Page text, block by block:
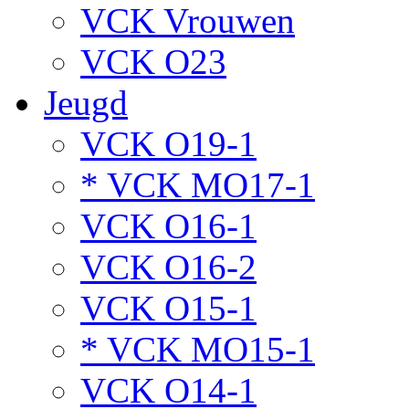
VCK Vrouwen
VCK O23
Jeugd
VCK O19-1
* VCK MO17-1
VCK O16-1
VCK O16-2
VCK O15-1
* VCK MO15-1
VCK O14-1